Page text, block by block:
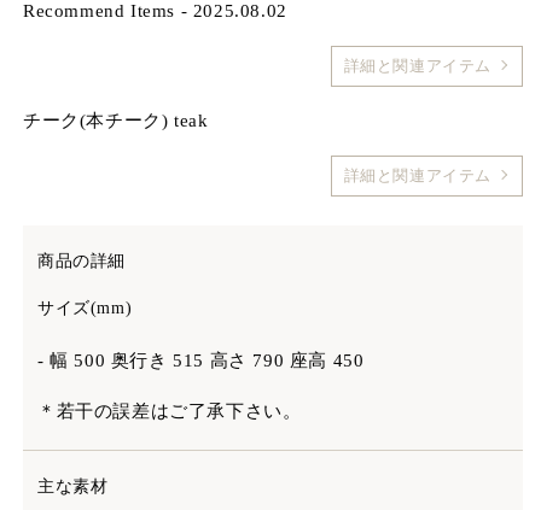
Recommend Items - 2025.08.02
詳細と関連アイテム
チーク(本チーク) teak
詳細と関連アイテム
商品の詳細
サイズ(mm)
- 幅 500 奥行き 515 高さ 790 座高 450
＊若干の誤差はご了承下さい。
主な素材